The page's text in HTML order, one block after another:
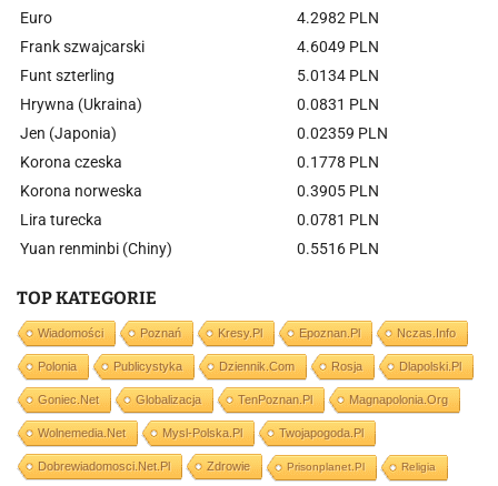
Euro
4.2982 PLN
Frank szwajcarski
4.6049 PLN
Funt szterling
5.0134 PLN
Hrywna (Ukraina)
0.0831 PLN
Jen (Japonia)
0.02359 PLN
Korona czeska
0.1778 PLN
Korona norweska
0.3905 PLN
Lira turecka
0.0781 PLN
Yuan renminbi (Chiny)
0.5516 PLN
TOP KATEGORIE
Wiadomości Poznań Kresy.pl Epoznan.pl Nczas.info
Polonia Publicystyka Dziennik.com Rosja Dlapolski.pl
Goniec.net Globalizacja TenPoznan.pl Magnapolonia.org
Wolnemedia.net Mysl-Polska.pl Twojapogoda.pl
Dobrewiadomosci.net.pl Zdrowie Prisonplanet.pl Religia